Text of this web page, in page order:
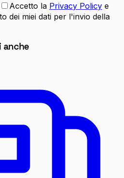
Accetto la Privacy Policy e
dei miei dati per l'invio della